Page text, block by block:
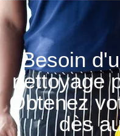
Besoin
nettoyage
Obtenez
dès